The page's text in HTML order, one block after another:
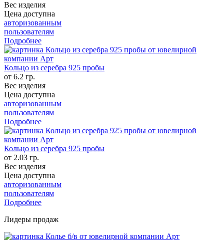
Вес изделия
Цена доступна
авторизованным
пользователям
Подробнее
Кольцо из серебра 925 пробы
от 6.2 гр.
Вес изделия
Цена доступна
авторизованным
пользователям
Подробнее
Кольцо из серебра 925 пробы
от 2.03 гр.
Вес изделия
Цена доступна
авторизованным
пользователям
Подробнее
Лидеры продаж